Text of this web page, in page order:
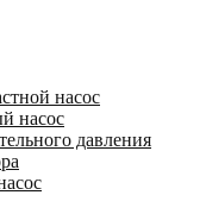
насос
насос
давления